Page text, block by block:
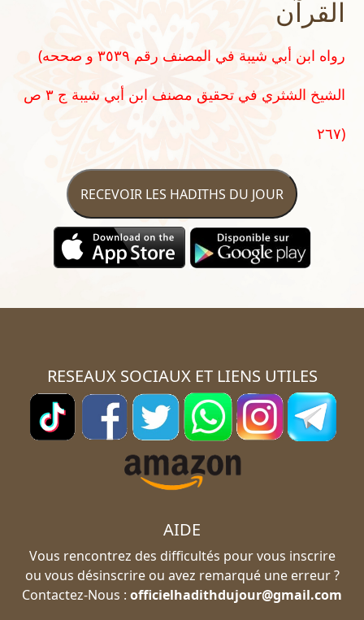
القرآن
(رواه ابن أبي شيبة في المصنف رقم ٣٥٣٩ و صححه
الشيخ الشثري في تحقيق مصنف ابن أبي شيبة ج ٣ ص
٢٦٧)
RECEVOIR LES HADITHS DU JOUR
RESEAUX SOCIAUX ET LIENS UTILES
AIDE
Vous rencontrez des difficultés pour vous inscrire
ou vous désinscrire ou avez remarqué une erreur ?
Contactez-Nous : officielhadithdujour@gmail.com